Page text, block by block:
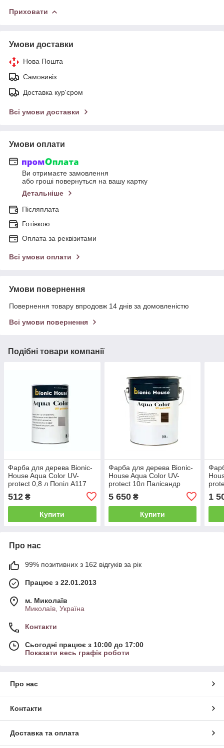
Приховати
Умови доставки
Нова Пошта
Самовивіз
Доставка кур'єром
Всі умови доставки
Умови оплати
Ви отримаєте замовлення
або гроші повернуться на вашу картку
Детальніше
Післяплата
Готівкою
Оплата за реквізитами
Всі умови оплати
Умови повернення
Повернення товару впродовж 14 днів за домовленістю
Всі умови повернення
Подібні товари компанії
Фарба для дерева Bionic-
House Aqua Color UV-
protect 0,8 л Попіл А117
512 ₴
Купити
Фарба для дерева Bionic-
House Aqua Color UV-
protect 10л Палісандр
5 650₴
Купити
1
Про нас
99% позитивних з 162 відгуків за рік
Працює з 22.01.2013
м. Миколаїв
Миколаїв, Україна
Контакти
Сьогодні працює з 10:00 до 17:00
Показати весь графік роботи
Про нас
Контакти
Доставка та оплата